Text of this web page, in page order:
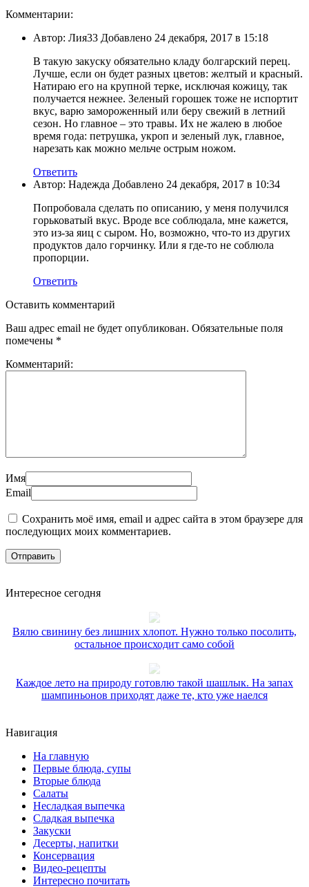
Комментарии:
Автор: Лия33 Добавлено 24 декабря, 2017 в 15:18
В такую закуску обязательно кладу болгарский перец.
Лучше, если он будет разных цветов: желтый и красный.
Натираю его на крупной терке, исключая кожицу, так
получается нежнее. Зеленый горошек тоже не испортит
вкус, варю замороженный или беру свежий в летний
сезон. Но главное – это травы. Их не жалею в любое
время года: петрушка, укроп и зеленый лук, главное,
нарезать как можно мельче острым ножом.
Ответить
Автор: Надежда Добавлено 24 декабря, 2017 в 10:34
Попробовала сделать по описанию, у меня получился
горьковатый вкус. Вроде все соблюдала, мне кажется,
это из-за яиц с сыром. Но, возможно, что-то из других
продуктов дало горчинку. Или я где-то не соблюла
пропорции.
Ответить
Оставить комментарий
Ваш адрес email не будет опубликован. Обязательные поля
помечены *
Комментарий:
Имя
Email
Сохранить моё имя, email и адрес сайта в этом браузере для
последующих моих комментариев.
Интересное сегодня
Вялю свинину без лишних хлопот. Нужно только посолить,
остальное происходит само собой
Каждое лето на природу готовлю такой шашлык. На запах
шампиньонов приходят даже те, кто уже наелся
Навигация
На главную
Первые блюда, супы
Вторые блюда
Салаты
Несладкая выпечка
Сладкая выпечка
Закуски
Десерты, напитки
Консервация
Видео-рецепты
Интересно почитать